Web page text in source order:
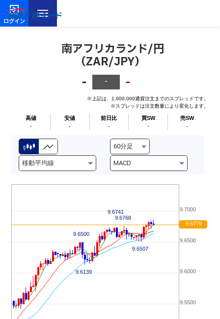
ログイン
南アフリカランド/円
（ZAR/JPY）
-
- -
※上記は、1,000,000通貨注文までのスプレッドです。
※スプレッドは注文数量により変化します。
高値
-
安値
-
前日比
-
買SW
-
売SW
-